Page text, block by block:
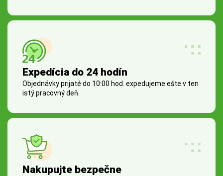
Expedícia do 24 hodín
Objednávky prijaté do 10:00 hod. expedujeme ešte v ten
istý pracovný deň.
Nakupujte bezpečne